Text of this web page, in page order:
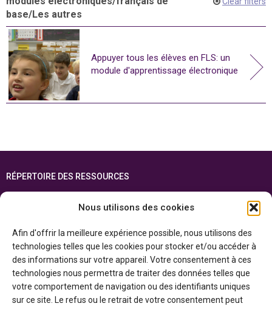
Nous utilisons des cookies
Afin d'offrir la meilleure expérience possible, nous utilisons des
technologies telles que les cookies pour stocker et/ou accéder à
des informations sur votre appareil. Votre consentement à ces
technologies nous permettra de traiter des données telles que
votre comportement de navigation ou des identifiants uniques
sur ce site. Le refus ou le retrait de votre consentement peut
base/Les autres
Appuyer tous les élèves en FLS: un
module d'apprentissage électronique
RÉPERTOIRE DES RESSOURCES
ENGLISH
Cette ressource est réalisée grâce au soutien financier du gouvernement de
l’Ontario et du gouvernement duCanada par l’entremise du ministère du
Patrimoine canadien